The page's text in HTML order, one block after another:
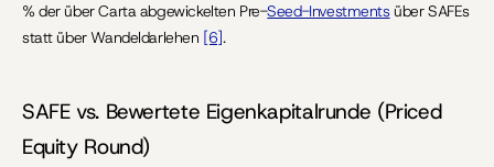
% der über Carta abgewickelten Pre-Seed-Investments über SAFEs
statt über Wandeldarlehen [6].
SAFE vs. Bewertete Eigenkapitalrunde (Priced
Equity Round)